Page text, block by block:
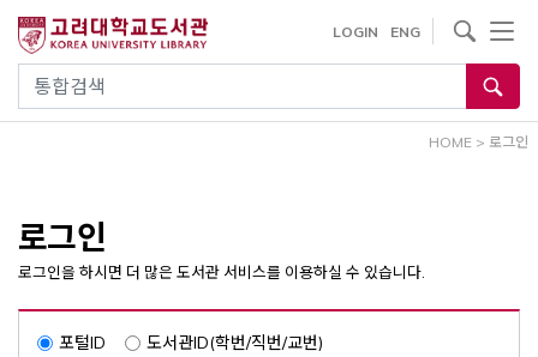
건
통합검색
LOGIN ENG
사이트내 검색
HOME > 로그인
로그인
로그인을 하시면 더 많은 도서관 서비스를 이용하실 수 있습니다.
포털ID 도서관ID(학번/직번/교번)